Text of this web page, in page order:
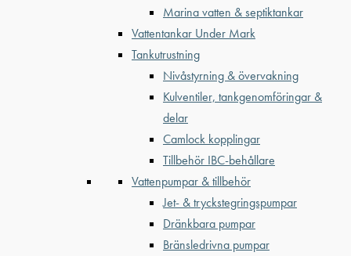
Marina vatten & septiktankar
Vattentankar Under Mark
Tankutrustning
Nivåstyrning & övervakning
Kulventiler, tankgenomföringar &
delar
Camlock kopplingar
Tillbehör IBC-behållare
Vattenpumpar & tillbehör
Jet- & tryckstegringspumpar
Dränkbara pumpar
Bränsledrivna pumpar